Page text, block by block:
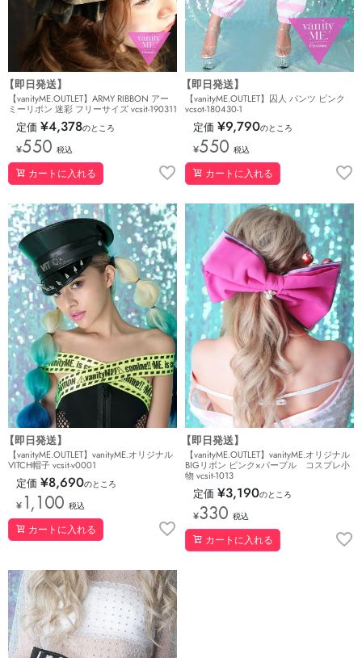
【即日発送】
【vanityME.OUTLET】ARMY RIBBON アー
ミーリボン 迷彩 フリーサイズ vcsit-190311
定価 ¥4,378のところ
¥550 税込
カートに入れる
【即日発送】
【vanityME.OUTLET】囚人 パンツ ピンク
vcsot-180430-1
定価 ¥9,790のところ
¥550 税込
カートに入れる
【即日発送】
【vanityME.OUTLET】vanityME.オリジナル
VITCH帽子 vcsit-v0001
定価 ¥8,690のところ
¥1,100 税込
カートに入れる
【即日発送】
【vanityME.OUTLET】vanityME.オリジナル
BIGリボン ピンク×パープル コスプレ小
物 vcsit-1013
定価 ¥3,190のところ
¥330 税込
カートに入れる